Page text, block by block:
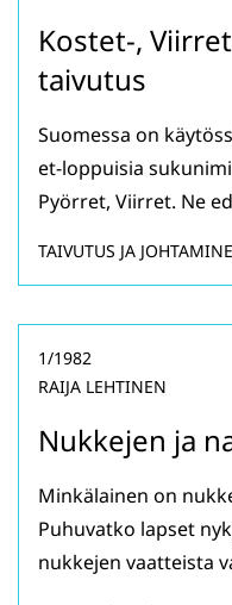
Kostet-,
taivutus
Suomessa on
et-loppuisia
Pyörret, Viirret. Ne
TAIVUTUS JA
Nukkejen ja
1/1982
RAIJA LEHTINEN
Minkälainen on
Puhuvatko lapset
nukkejen vaatteista